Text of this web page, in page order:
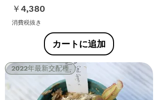
価格
￥4,380
消費税抜き
カートに追加
2022年最新交配種